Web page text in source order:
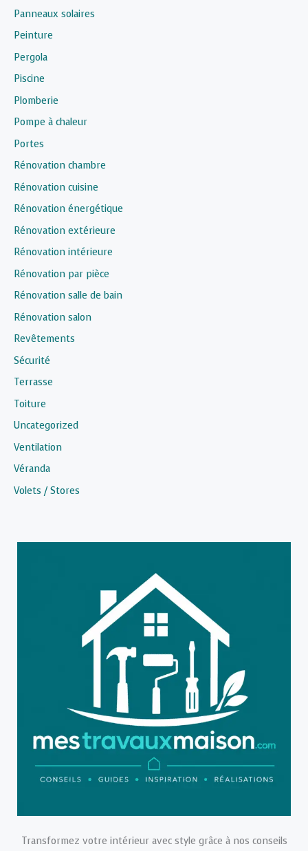
Panneaux solaires
Peinture
Pergola
Piscine
Plomberie
Pompe à chaleur
Portes
Rénovation chambre
Rénovation cuisine
Rénovation énergétique
Rénovation extérieure
Rénovation intérieure
Rénovation par pièce
Rénovation salle de bain
Rénovation salon
Revêtements
Sécurité
Terrasse
Toiture
Uncategorized
Ventilation
Véranda
Volets / Stores
Transformez votre intérieur avec style grâce à nos conseils